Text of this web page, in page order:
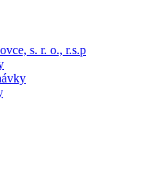
s. r. o., r.s.p